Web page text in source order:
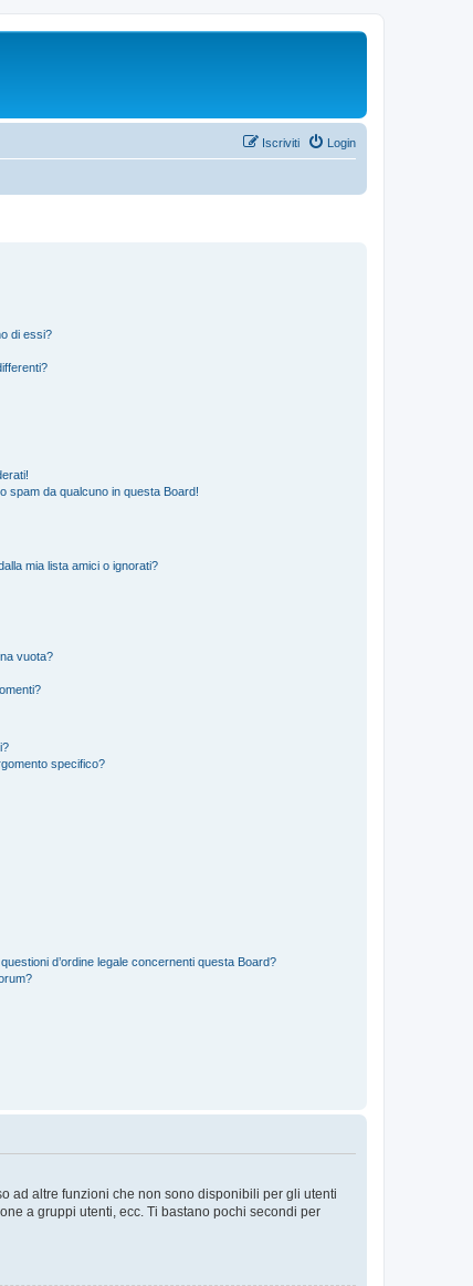
Login
Iscriviti
di essi?
spam da qualcuno in questa Board!
mia lista amici o ignorati?
vuota?
specifico?
d’ordine legale concernenti questa Board?
ad altre funzioni che non sono disponibili per gli utenti
a gruppi utenti, ecc. Ti bastano pochi secondi per